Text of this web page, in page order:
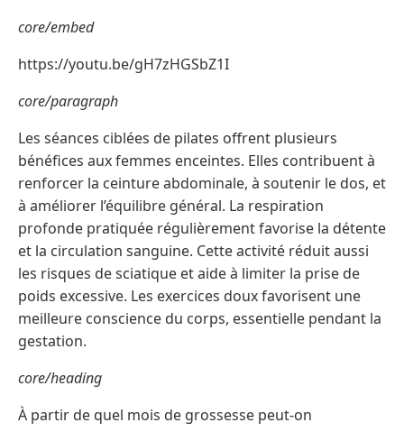
core/embed
https://youtu.be/gH7zHGSbZ1I
core/paragraph
Les séances ciblées de pilates offrent plusieurs
bénéfices aux femmes enceintes. Elles contribuent à
renforcer la ceinture abdominale, à soutenir le dos, et
à améliorer l’équilibre général. La respiration
profonde pratiquée régulièrement favorise la détente
et la circulation sanguine. Cette activité réduit aussi
les risques de sciatique et aide à limiter la prise de
poids excessive. Les exercices doux favorisent une
meilleure conscience du corps, essentielle pendant la
gestation.
core/heading
À partir de quel mois de grossesse peut-on